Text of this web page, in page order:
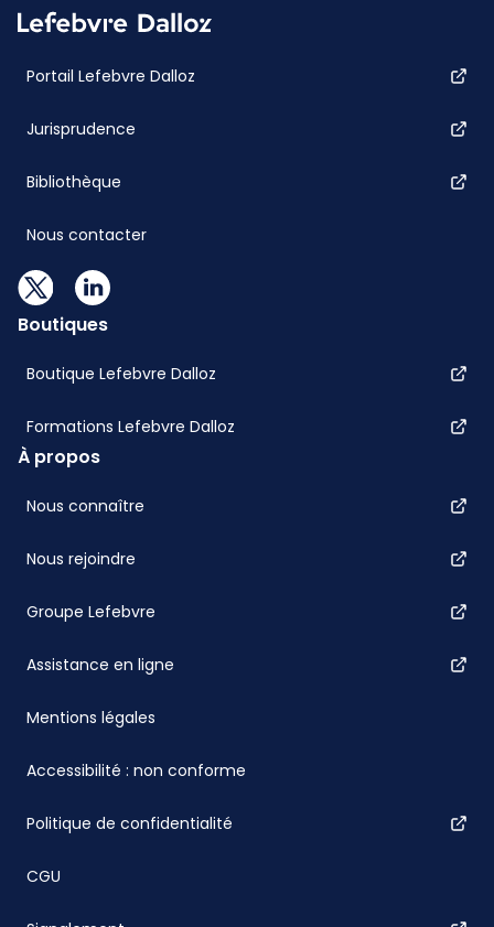
Portail Lefebvre Dalloz
Jurisprudence
Bibliothèque
Nous contacter
Boutiques
Boutique Lefebvre Dalloz
Formations Lefebvre Dalloz
À propos
Nous connaître
Nous rejoindre
Groupe Lefebvre
Assistance en ligne
Mentions légales
Accessibilité : non conforme
Politique de confidentialité
CGU